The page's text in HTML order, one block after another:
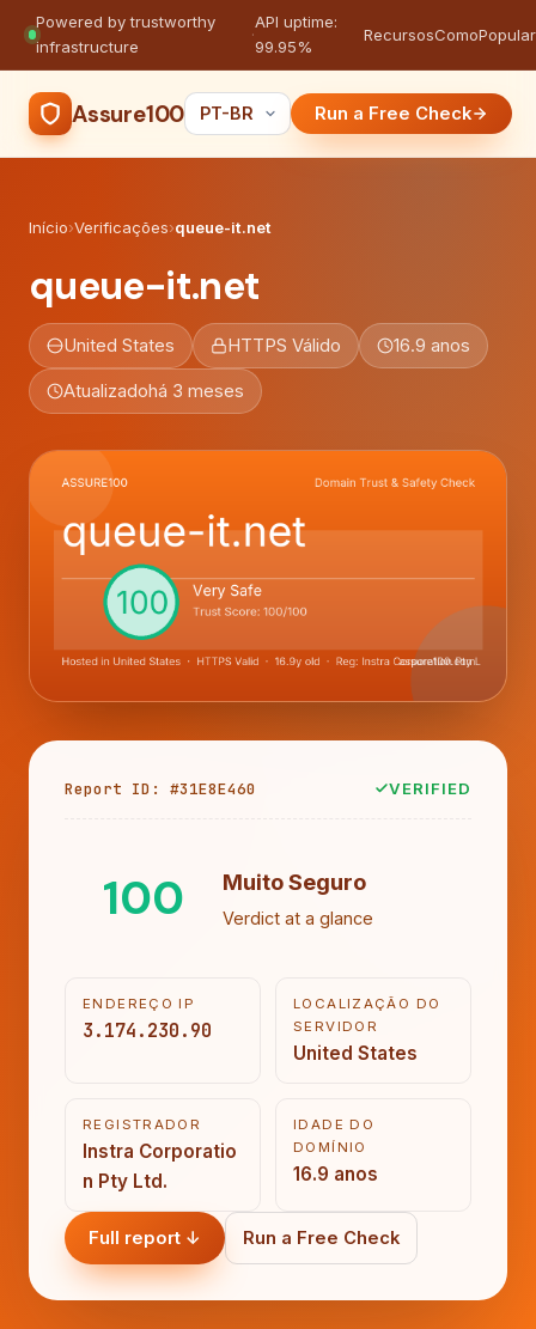
Powered by trustworthy
infrastructure
·
API uptime:
99.95%
RecursosComo
Assure100 Run a Free Check
Início›Verificações›queue-it.net
queue-it.net
United States HTTPS Válido 16.9 anos
Atualizadohá 3 meses
Report ID: #31E8E460 VERIFIED
100 Muito Seguro
Verdict at a glance
ENDEREÇO IP
3.174.230.90
LOCALIZAÇÃO DO
SERVIDOR
United States
REGISTRADOR
Instra Corporatio
n Pty Ltd.
IDADE DO
DOMÍNIO
16.9 anos
Full report ↓ Run a Free Check